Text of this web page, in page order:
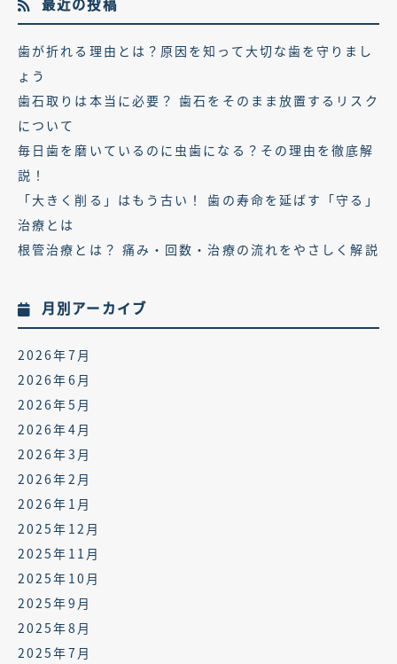
歯が折れる理由とは？原因を知って大切な歯を守りまし
ょう
歯石取りは本当に必要？ 歯石をそのまま放置するリスク
について
毎日歯を磨いているのに虫歯になる？その理由を徹底解
説！
「大きく削る」はもう古い！ 歯の寿命を延ばす「守る」
治療とは
根管治療とは？ 痛み・回数・治療の流れをやさしく解説
月別アーカイブ
2026年7月
2026年6月
2026年5月
2026年4月
2026年3月
2026年2月
2026年1月
2025年12月
2025年11月
2025年10月
2025年9月
2025年8月
2025年7月